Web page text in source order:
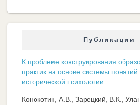
Публикации
К проблеме конструирования
практик на основе системы понятий
исторической психологии
Конокотин, А.В., Зарецкий, В.К.,